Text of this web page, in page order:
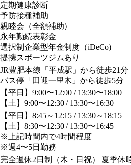
定期健康診断
予防接種補助
親睦会（全額補助）
永年勤続表彰金
選択制企業型年金制度（iDeCo)
提携スポーツジムあり
JR豊肥本線「平成駅」から徒歩21分
バス停「田迎一里木」から徒歩5分
【平日】9:00〜12:00 / 13:30〜18:00
【土】9:00〜12:30 / 13:30〜16:30
【平日】8:45～12:15 / 13:30～18:15
【土】8:30〜12:30 / 13:30〜16:45
※上記時間内で4時間程度
※週4〜5日勤務
完全週休2日制（木・日祝） 夏季休